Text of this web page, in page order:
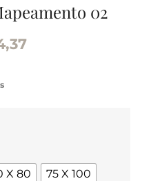
02
X 80
75 X 100